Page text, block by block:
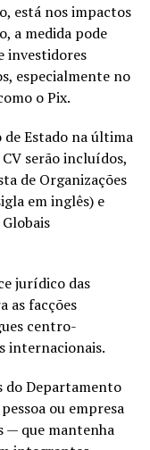
está nos impactos
a medida pode
investidores
especialmente no
o Pix.
Estado na última
serão incluídos,
de Organizações
em inglês) e
jurídico das
as facções
centro-
internacionais.
do Departamento
ou empresa
— que mantenha